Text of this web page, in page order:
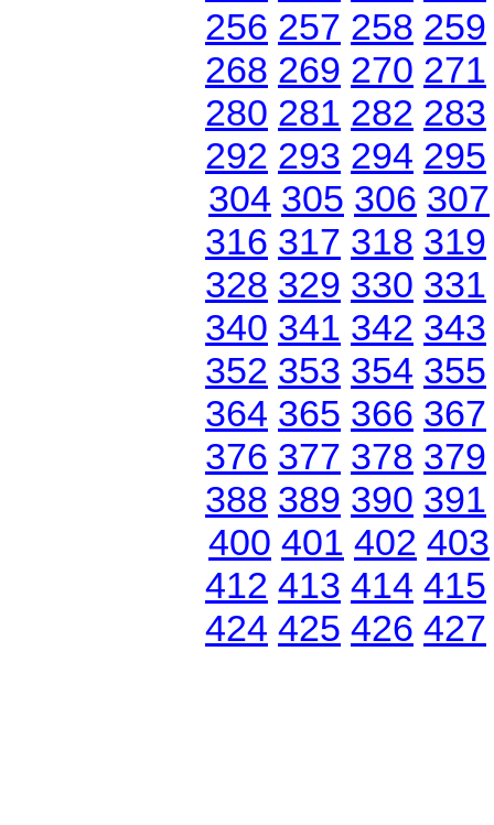
256 257 258 259
268 269 270 271
280 281 282 283
292 293 294 295
304 305 306 307
316 317 318 319
328 329 330 331
340 341 342 343
352 353 354 355
364 365 366 367
376 377 378 379
388 389 390 391
400 401 402 403
412 413 414 415
424 425 426 427